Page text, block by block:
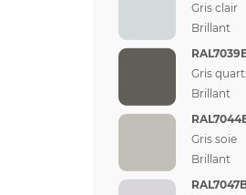
Gris clair
Brillant
Gris
Brillant
Gris soie
Brillant